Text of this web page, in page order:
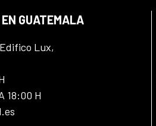
GUATEMALA
Lux,
18:00 H